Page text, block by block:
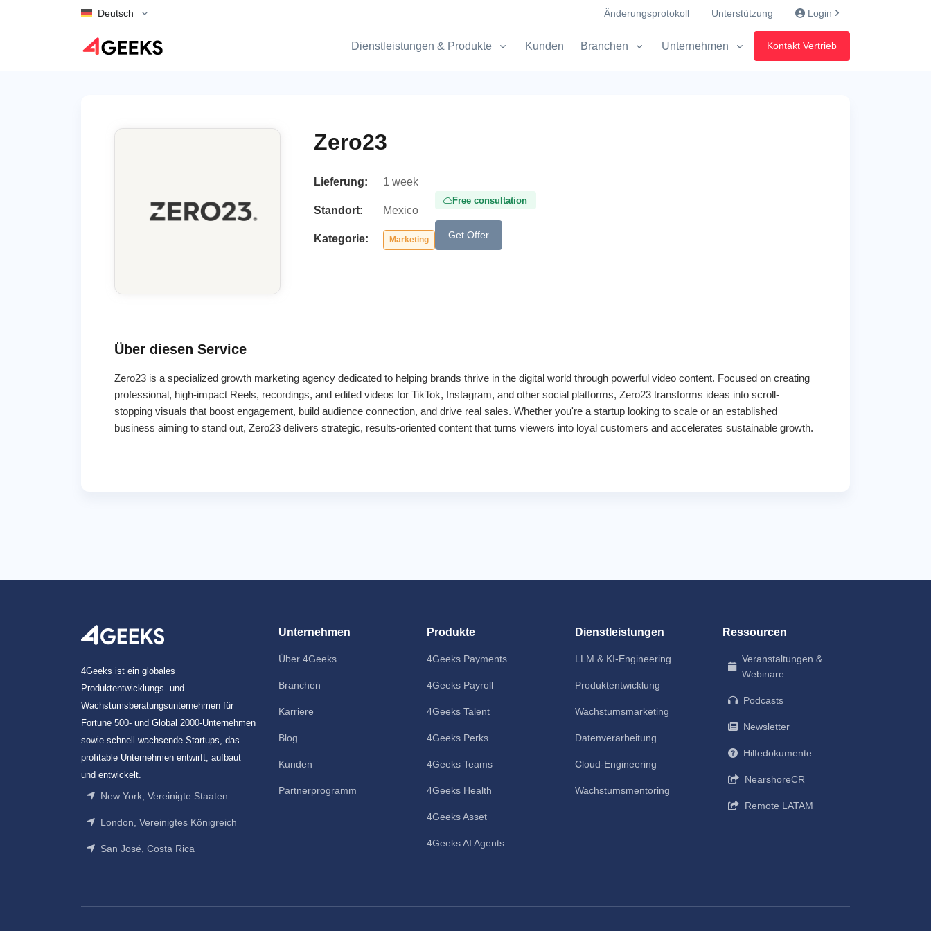
Deutsch Änderungsprotokoll Unterstützung Login
Dienstleistungen & Produkte Kunden Branchen Unternehmen Kontakt Vertrieb
Zero23
Lieferung: 1 week
Standort: Mexico
Kategorie: Marketing
Free consultation
Get Offer
Über diesen Service
Zero23 is a specialized growth marketing agency dedicated to helping brands thrive in the digital world through powerful video content. Focused on creating
professional, high-impact Reels, recordings, and edited videos for TikTok, Instagram, and other social platforms, Zero23 transforms ideas into scroll-
stopping visuals that boost engagement, build audience connection, and drive real sales. Whether you're a startup looking to scale or an established
business aiming to stand out, Zero23 delivers strategic, results-oriented content that turns viewers into loyal customers and accelerates sustainable growth.
4Geeks ist ein globales
Produktentwicklungs- und
Wachstumsberatungsunternehmen für
Fortune 500- und Global 2000-Unternehmen
sowie schnell wachsende Startups, das
profitable Unternehmen entwirft, aufbaut
und entwickelt.
New York, Vereinigte Staaten
London, Vereinigtes Königreich
San José, Costa Rica
Unternehmen
Über 4Geeks
Branchen
Karriere
Blog
Kunden
Partnerprogramm
Produkte
4Geeks Payments
4Geeks Payroll
4Geeks Talent
4Geeks Perks
4Geeks Teams
4Geeks Health
4Geeks Asset
4Geeks AI Agents
Dienstleistungen
LLM & KI-Engineering
Produktentwicklung
Wachstumsmarketing
Datenverarbeitung
Cloud-Engineering
Wachstumsmentoring
Ressourcen
Veranstaltungen &
Webinare
Podcasts
Newsletter
Hilfedokumente
NearshoreCR
Remote LATAM